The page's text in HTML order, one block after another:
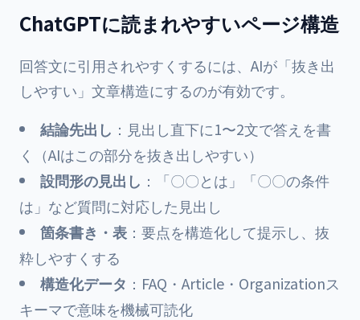
ChatGPTに読まれやすいページ構造
回答文に引用されやすくするには、AIが「抜き出
しやすい」文章構造にするのが有効です。
結論先出し ：見出し直下に1〜2文で答えを書
く（AIはこの部分を抜き出しやすい）
設問形の見出し ：「〇〇とは」「〇〇の条件
は」など質問に対応した見出し
箇条書き・表 ：要点を構造化して提示し、抜
粋しやすくする
構造化データ ：FAQ・Article・Organizationス
キーマで意味を機械可読化